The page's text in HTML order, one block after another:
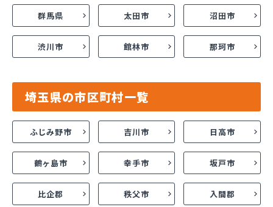
群馬県 太田市 沼田市
渋川市 館林市 那珂市
埼玉県の市区町村一覧
ふじみ野市 吉川市 日高市
鶴ヶ島市 幸手市 坂戸市
比企郡 秩父市 入間郡